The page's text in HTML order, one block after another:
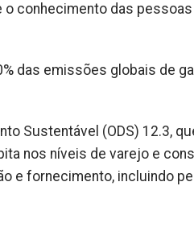
conhecimento das
das emissões globais de
Sustentável (ODS) 12.3,
nos níveis de varejo e
e fornecimento, incluindo